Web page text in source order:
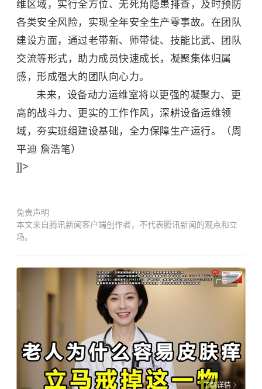
维区域，实行全方位、无死角隐患排查，及时预防
各类安全风险，实现全年安全生产零事故。在团队
建设方面，通过老带新、师带徒、技能比武、团队
交流等形式，助力成员快速成长，凝聚集体归属
感，形成强大的团队向心力。
未来，设备动力运维室将以更强的凝聚力、更
高的战斗力、更实的工作作风，深耕设备运维领
域，夯实班组建设基础，全力保障生产运行。（周
平迪 詹浩笔）
]]>
免责声明
本文来自腾讯新闻客户端创作者，不代表腾讯新闻的观点和立
场。
广告
了解详情